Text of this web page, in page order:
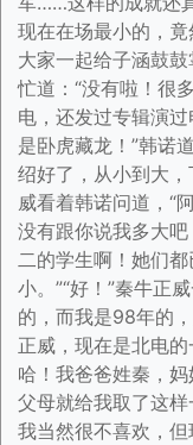
现在在场最小的，
大家一起给子涵鼓
忙道：“没有啦！很
电，还发过专辑演
是卧虎藏龙！”韩诺
绍好了，从小到大，
威看着韩诺问道，“
没有跟你说我多大吧
二的学生啊！她们
小。”“好！”秦牛正
的，而我是98年的
正威，现在是北电
哈！我爸爸姓秦，
父母就给我取了这
我当然很不喜欢，